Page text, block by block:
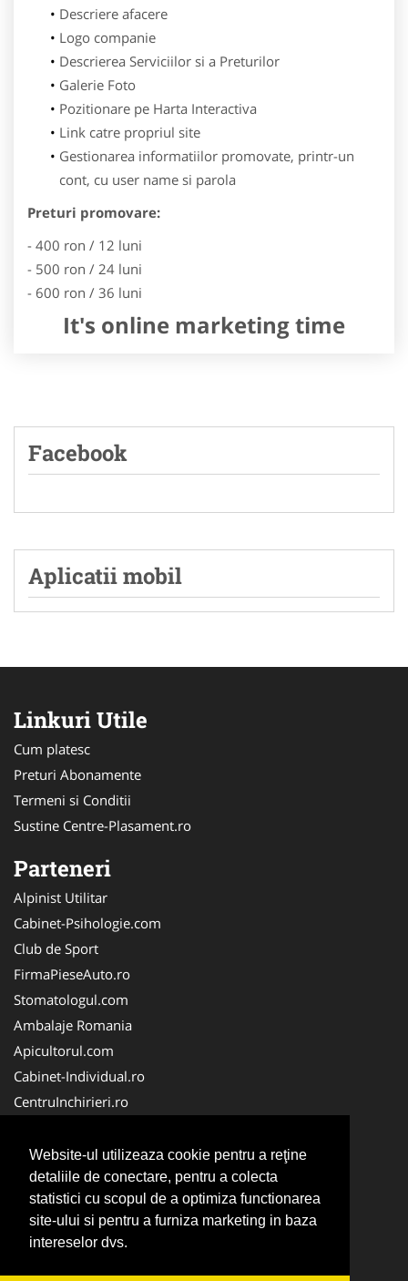
Website-ul utilizeaza cookie pentru a reţine
detaliile de conectare, pentru a colecta
statistici cu scopul de a optimiza functionarea
site-ului si pentru a furniza marketing in baza
intereselor dvs.
Descriere afacere
Logo companie
Descrierea Serviciilor si a Preturilor
Galerie Foto
Pozitionare pe Harta Interactiva
Link catre propriul site
Gestionarea informatiilor promovate, printr-un
cont, cu user name si parola
Preturi promovare:
- 400 ron / 12 luni
- 500 ron / 24 luni
- 600 ron / 36 luni
It's online marketing time
Facebook
Aplicatii mobil
Linkuri Utile
Cum platesc
Preturi Abonamente
Termeni si Conditii
Sustine Centre-Plasament.ro
Parteneri
Alpinist Utilitar
Cabinet-Psihologie.com
Club de Sport
FirmaPieseAuto.ro
Stomatologul.com
Ambalaje Romania
Apicultorul.com
Cabinet-Individual.ro
CentruInchirieri.ro
FirmaDeratizare.ro
InstructorScoalaAuto.ro
SalonFrizerieCanina.com
Scoala Auto